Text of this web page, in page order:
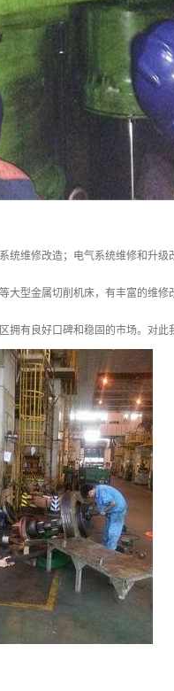
维修改造；电气系统维修和升
型金属切削机床，有丰富的维
有良好口碑和稳固的市场。对此